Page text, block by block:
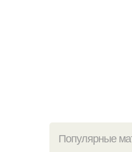
Популярные